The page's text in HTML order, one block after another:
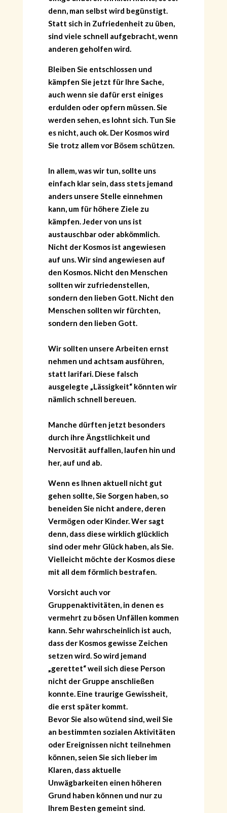
denn, man selbst wird begünstigt.
Statt sich in Zufriedenheit zu üben,
sind viele schnell aufgebracht, wenn
anderen geholfen wird.
Bleiben Sie entschlossen und
kämpfen Sie jetzt für Ihre Sache,
auch wenn sie dafür erst einiges
erdulden oder opfern müssen. Sie
werden sehen, es lohnt sich. Tun Sie
es nicht, auch ok. Der Kosmos wird
Sie trotz allem vor Bösem schützen.
In allem, was wir tun, sollte uns
einfach klar sein, dass stets jemand
anders unsere Stelle einnehmen
kann, um für höhere Ziele zu
kämpfen. Jeder von uns ist
austauschbar oder abkömmlich.
Nicht der Kosmos ist angewiesen
auf uns. Wir sind angewiesen auf
den Kosmos. Nicht den Menschen
sollten wir zufriedenstellen,
sondern den lieben Gott. Nicht den
Menschen sollten wir fürchten,
sondern den lieben Gott.
Wir sollten unsere Arbeiten ernst
nehmen und achtsam ausführen,
statt larifari. Diese falsch
ausgelegte „Lässigkeit“ könnten wir
nämlich schnell bereuen.
Manche dürften jetzt besonders
durch ihre Ängstlichkeit und
Nervosität auffallen, laufen hin und
her, auf und ab.
Wenn es Ihnen aktuell nicht gut
gehen sollte, Sie Sorgen haben, so
beneiden Sie nicht andere, deren
Vermögen oder Kinder. Wer sagt
denn, dass diese wirklich glücklich
sind oder mehr Glück haben, als Sie.
Vielleicht möchte der Kosmos diese
mit all dem förmlich bestrafen.
Vorsicht auch vor
Gruppenaktivitäten, in denen es
vermehrt zu bösen Unfällen kommen
kann. Sehr wahrscheinlich ist auch,
dass der Kosmos gewisse Zeichen
setzen wird. So wird jemand
„gerettet“ weil sich diese Person
nicht der Gruppe anschließen
konnte. Eine traurige Gewissheit,
die erst später kommt.
Bevor Sie also wütend sind, weil Sie
an bestimmten sozialen Aktivitäten
oder Ereignissen nicht teilnehmen
können, seien Sie sich lieber im
Klaren, dass aktuelle
Unwägbarkeiten einen höheren
Grund haben können und nur zu
Ihrem Besten gemeint sind.